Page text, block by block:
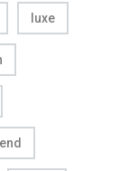
luxe